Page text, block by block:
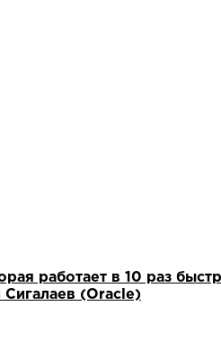
работает в 10 раз
Сигалаев (Oracle)